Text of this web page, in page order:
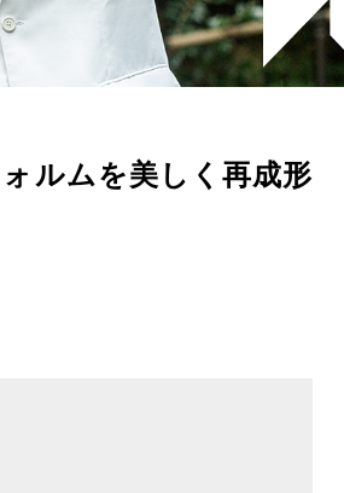
ルムを美しく再成形